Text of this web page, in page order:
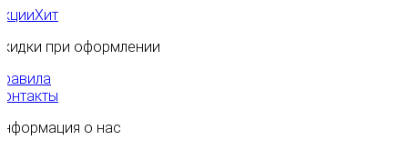
Хит
при оформлении
о нас